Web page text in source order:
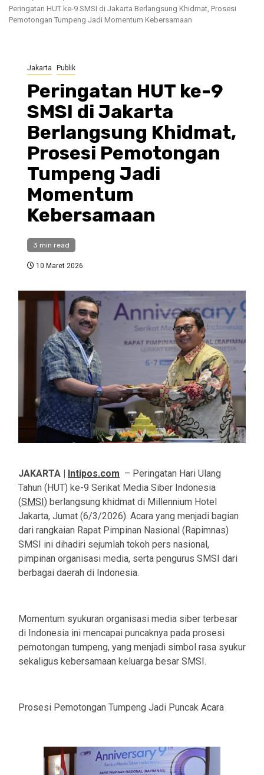
Peringatan HUT ke-9 SMSI di Jakarta Berlangsung Khidmat, Prosesi
Pemotongan Tumpeng Jadi Momentum Kebersamaan
Jakarta Publik
Peringatan HUT ke-9
SMSI di Jakarta
Berlangsung Khidmat,
Prosesi Pemotongan
Tumpeng Jadi
Momentum
Kebersamaan
3 min read
10 Maret 2026
JAKARTA | Intipos.com – Peringatan Hari Ulang
Tahun (HUT) ke-9 Serikat Media Siber Indonesia
(SMSI) berlangsung khidmat di Millennium Hotel
Jakarta, Jumat (6/3/2026). Acara yang menjadi bagian
dari rangkaian Rapat Pimpinan Nasional (Rapimnas)
SMSI ini dihadiri sejumlah tokoh pers nasional,
pimpinan organisasi media, serta pengurus SMSI dari
berbagai daerah di Indonesia.
Momentum syukuran organisasi media siber terbesar
di Indonesia ini mencapai puncaknya pada prosesi
pemotongan tumpeng, yang menjadi simbol rasa syukur
sekaligus kebersamaan keluarga besar SMSI.
Prosesi Pemotongan Tumpeng Jadi Puncak Acara